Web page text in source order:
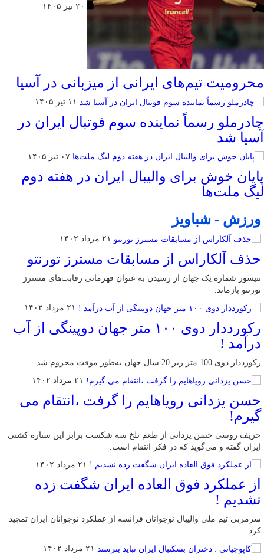
۲۰ تیر ۱۴۰۵
محرومیت تیم‌های ایرانی از میزبانی در آسیا
۱۱ تیر ۱۴۰۵
چادرملو رسماً نماینده سوم فوتبال ایران در
آسیا شد
۰۷ تیر ۱۴۰۵
پایان خوش برای والیبال ایران در هفته دوم
لیگ ملت‌ها
ورزش - شباویز
۲۱ مرداد ۱۴۰۲
حذف آلکاراس از مسابقات مسترز تورنتو
تنیسور شماره یک جهان از رسیدن به عنوان قهرمانی رقابت‌های مسترز
تورنتو بازماند.
۲۱ مرداد ۱۴۰۲
رکورددار دوی ۱۰۰ متر جهان دوپینگی از آب
درآمد !
رکورددار دوی 100 متر زیر 20 سال جهان به‌طور موقت محروم شد.
۲۱ مرداد ۱۴۰۲
حسن یزدانی رویاهایم را گرفت ،انتقام می
گیرم!
حریف روسی حسن یزدانی از طعم تلخ سه شکست برابر این ستاره کشتی
ایران گفته و می‌گوید که در فکر انتقام است.
۲۱ مرداد ۱۴۰۲
از عملکرد فوق العاده ایران شگفت زده
نشدیم !
سرمربی تیم ملی والیبال نوجوانان فرانسه از عملکرد نوجوانان ایران تمجید
کرد.
۲۱ مرداد ۱۴۰۲